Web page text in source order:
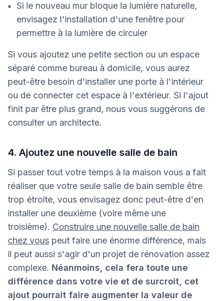
Si le nouveau mur bloque la lumière naturelle,
envisagez l'installation d'une fenêtre pour
permettre à la lumière de circuler
Si vous ajoutez une petite section ou un espace
séparé comme bureau à domicile, vous aurez
peut-être besoin d'installer une porte à l'intérieur
ou de connecter cet espace à l'extérieur. Si l'ajout
finit par être plus grand, nous vous suggérons de
consulter un architecte.
4. Ajoutez une nouvelle salle de bain
Si passer tout votre temps à la maison vous a fait
réaliser que votre seule salle de bain semble être
trop étroite, vous envisagez donc peut-être d'en
installer une deuxième (voire même une
troisième). Construire une nouvelle salle de bain
chez vous peut faire une énorme différence, mais
il peut aussi s'agir d'un projet de rénovation assez
complexe. Néanmoins, cela fera toute une
différence dans votre vie et de surcroit, cet
ajout pourrait faire augmenter la valeur de